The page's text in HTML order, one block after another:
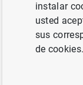
Anterior
El
instalar
usted
sus
de cookies.